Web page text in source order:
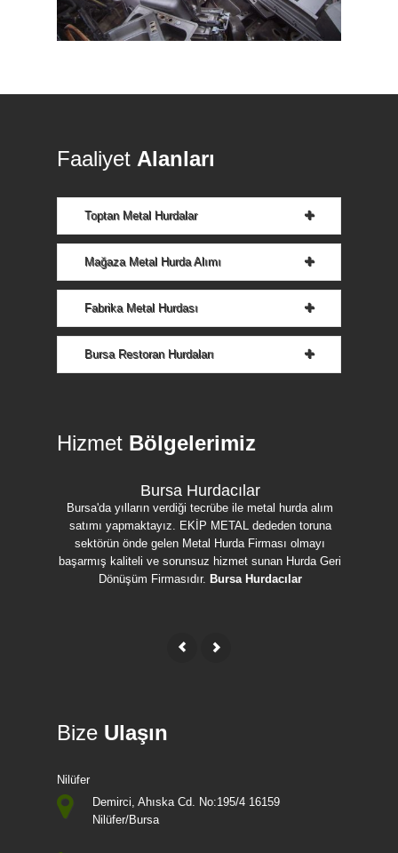
Faaliyet Alanları
Toptan Metal Hurdalar
Mağaza Metal Hurda Alımı
Fabrika Metal Hurdası
Bursa Restoran Hurdaları
Hizmet Bölgelerimiz
Bursa Hurdacılar
Bursa'da yılların verdiği tecrübe ile metal hurda alım
satımı yapmaktayız. EKİP METAL dededen toruna
sektörün önde gelen Metal Hurda Firması olmayı
başarmış kaliteli ve sorunsuz hizmet sunan Hurda Geri
Dönüşüm Firmasıdır. Bursa Hurdacılar
Bize Ulaşın
Nilüfer
Demirci, Ahıska Cd. No:195/4 16159
Nilüfer/Bursa